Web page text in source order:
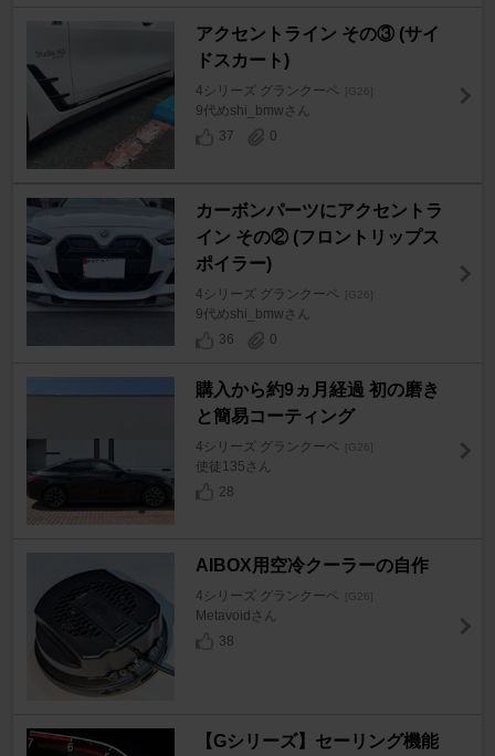
アクセントライン その③ (サイ
ドスカート)
4シリーズ グランクーペ [G26]
9代めshi_bmwさん
37
0
カーボンパーツにアクセントラ
イン その② (フロントリップス
ポイラー)
4シリーズ グランクーペ [G26]
9代めshi_bmwさん
36
0
購入から約9ヵ月経過 初の磨き
と簡易コーティング
4シリーズ グランクーペ [G26]
使徒135さん
28
AIBOX用空冷クーラーの自作
4シリーズ グランクーペ [G26]
Metavoidさん
38
【Gシリーズ】セーリング機能